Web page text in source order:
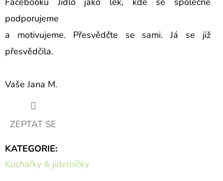
podporujeme
a motivujeme. Přesvědčte se sami. Já se již
přesvědčila.
Vaše Jana M.
ZEPTAT SE
KATEGORIE:
Kuchařky & jídelníčky